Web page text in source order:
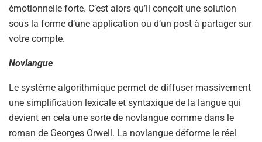
émotionnelle forte. C’est alors qu’il conçoit une solution
sous la forme d’une application ou d’un post à partager sur
votre compte.
Novlangue
Le système algorithmique permet de diffuser massivement
une simplification lexicale et syntaxique de la langue qui
devient en cela une sorte de novlangue comme dans le
roman de Georges Orwell. La novlangue déforme le réel